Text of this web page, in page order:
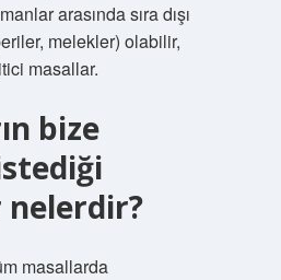
arasında sıra dışı
melekler) olabilir,
masallar.
bize
masallarda